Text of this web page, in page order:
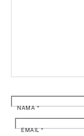
NAMA*
EMAIL*